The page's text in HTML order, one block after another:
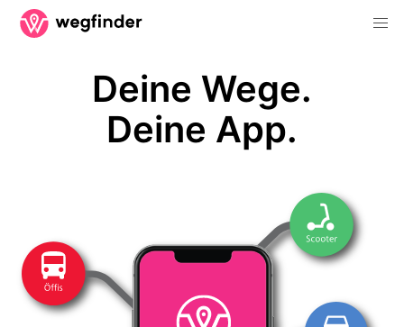
Deine Wege.
Deine App.